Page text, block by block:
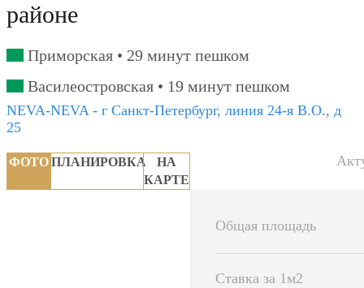
районе
Приморская • 29 минут пешком
Василеостровская • 19 минут пешком
NEVA-NEVA - г Санкт-Петербург, линия 24-я В.О., д
25
ФОТОПЛАНИРОВКА
НА
КАРТЕ
Общая площадь
Ставка за 1м2